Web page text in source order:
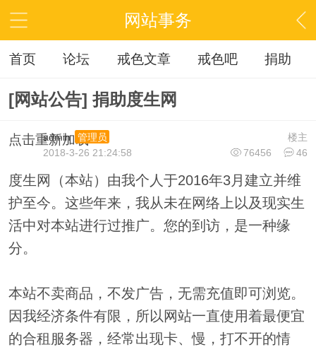
网站事务
首页 论坛 戒色文章 戒色吧 捐助
[网站公告] 捐助度生网
点击重新加载 楼主
admin
管理员
76456
46
2018-3-26 21:24:58
度生网（本站）由我个人于2016年3月建立并维
护至今。这些年来，我从未在网络上以及现实生
活中对本站进行过推广。您的到访，是一种缘
分。
本站不卖商品，不发广告，无需充值即可浏览。
因我经济条件有限，所以网站一直使用着最便宜
的合租服务器，经常出现卡、慢，打不开的情